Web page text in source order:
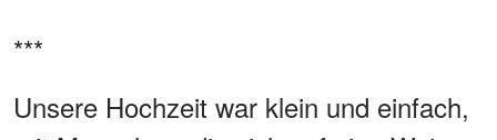
***
Unsere Hochzeit war klein und einfach,